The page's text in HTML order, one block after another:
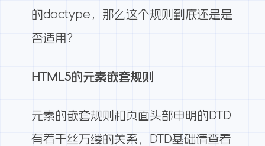
的doctype，那么这个规则到底还是是
否适用？
HTML5的元素嵌套规则
元素的嵌套规则和页面头部申明的DTD
有着千丝万缕的关系，DTD基础请查看